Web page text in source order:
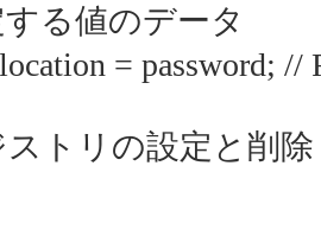
る値のデータ
= password; //
トリの設定と削除